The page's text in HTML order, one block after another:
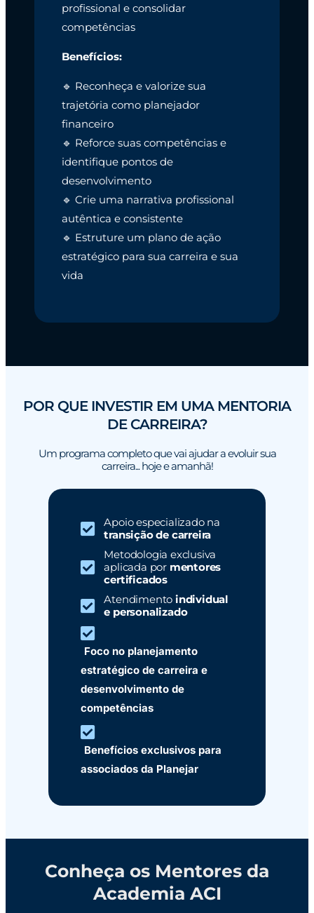
profissional e consolidar
competências
Benefícios:
🔹 Reconheça e valorize sua
trajetória como planejador
financeiro
🔹 Reforce suas competências e
identifique pontos de
desenvolvimento
🔹 Crie uma narrativa profissional
autêntica e consistente
🔹 Estruture um plano de ação
estratégico para sua carreira e sua
vida
POR QUE INVESTIR EM UMA MENTORIA
DE CARREIRA?
Um programa completo que vai ajudar a evoluir sua
carreira... hoje e amanhã!
Apoio especializado na
transição de carreira
Metodologia exclusiva
aplicada por mentores
certificados
Atendimentoindividual
e personalizado
Foco no planejamento
estratégico de carreira e
desenvolvimento de
competências
Benefícios exclusivospara
associados da Planejar
Conheça os Mentores da
Academia ACI